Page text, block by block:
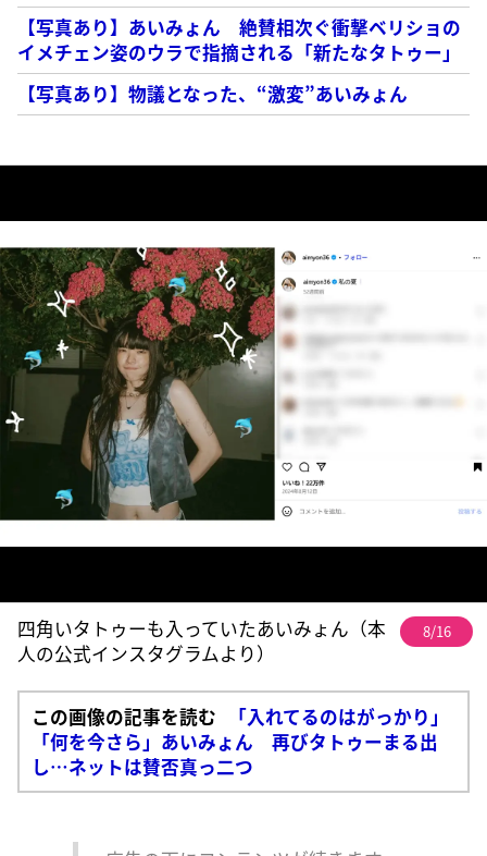
【写真あり】あいみょん 絶賛相次ぐ衝撃ベリショの
イメチェン姿のウラで指摘される「新たなタトゥー」
【写真あり】物議となった、“激変”あいみょん
四角いタトゥーも入っていたあいみょん（本
人の公式インスタグラムより）
8/16
この画像の記事を読む
「入れてるのはがっかり」
「何を今さら」あいみょん 再びタトゥーまる出
し…ネットは賛否真っ二つ